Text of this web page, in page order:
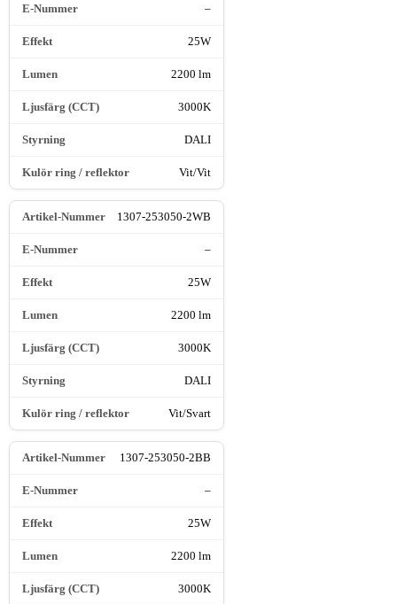
–
25W
2200 lm
3000K
DALI
Vit/Vit
1307-253050-2WB
–
25W
2200 lm
3000K
DALI
Vit/Svart
1307-253050-2BB
–
25W
2200 lm
3000K